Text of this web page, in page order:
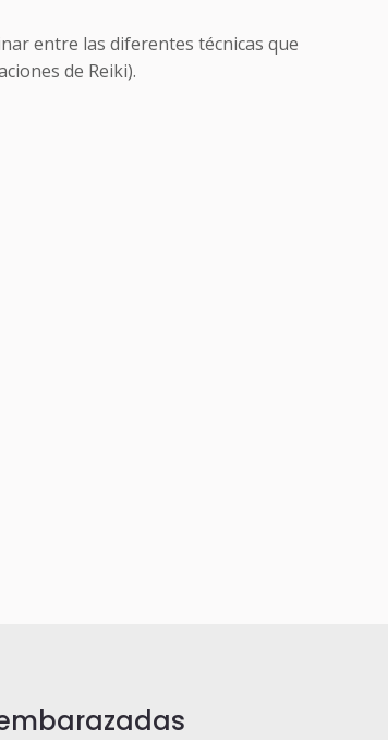
entre las diferentes técnicas que
de Reiki).